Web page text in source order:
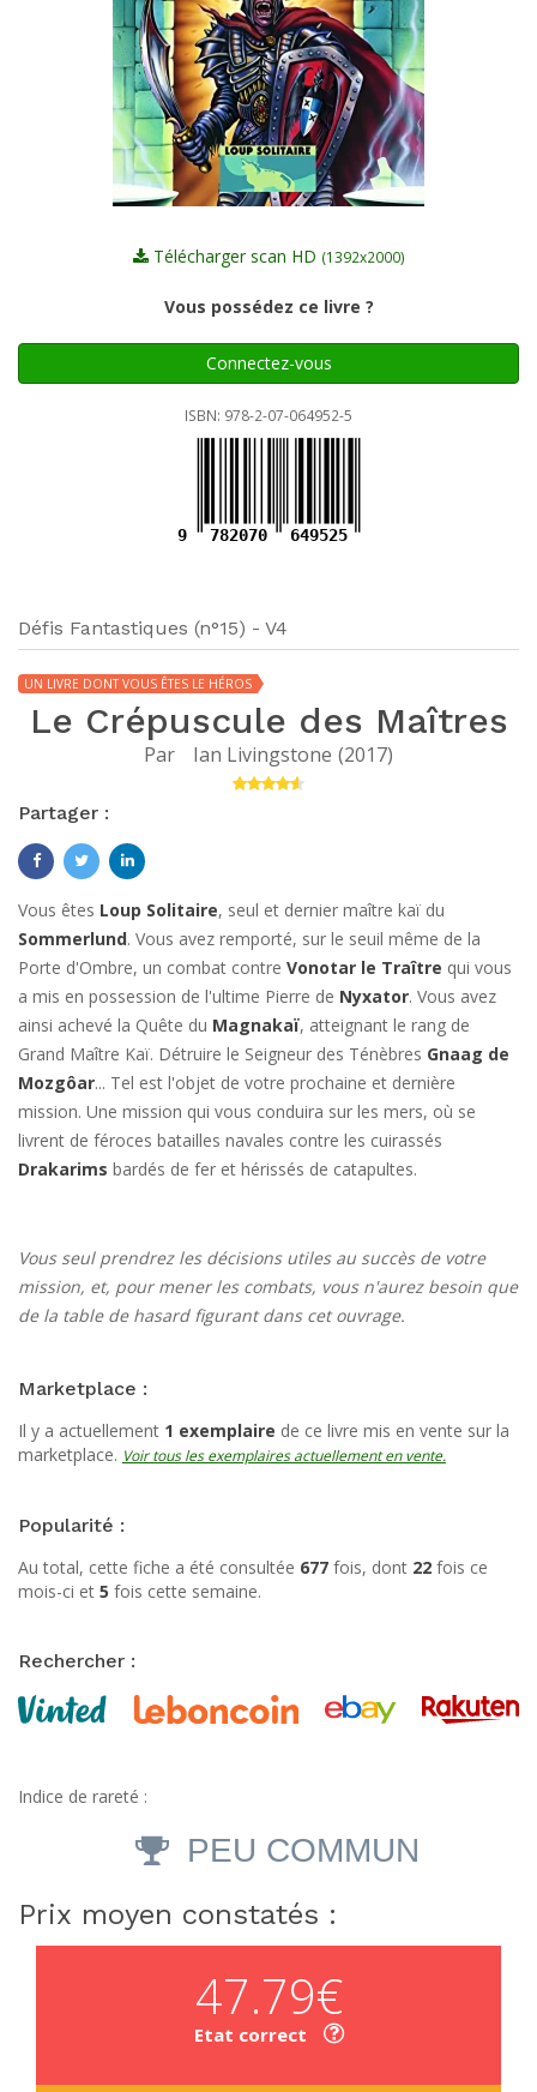
Télécharger scan HD (1392x2000)
Vous possédez ce livre ?
Connectez-vous
ISBN: 978-2-07-064952-5
9 782070 649525
Défis Fantastiques (n°15) - V4
UN LIVRE DONT VOUS ÊTES LE HÉROS
Le Crépuscule des Maîtres
Par Ian Livingstone (2017)
Partager :
Vous êtes Loup Solitaire, seul et dernier maître kaï du
Sommerlund. Vous avez remporté, sur le seuil même de la
Porte d'Ombre, un combat contre Vonotar le Traître qui vous
a mis en possession de l'ultime Pierre de Nyxator. Vous avez
ainsi achevé la Quête du Magnakaï, atteignant le rang de
Grand Maître Kaï. Détruire le Seigneur des Ténèbres Gnaag de
Mozgôar... Tel est l'objet de votre prochaine et dernière
mission. Une mission qui vous conduira sur les mers, où se
livrent de féroces batailles navales contre les cuirassés
Drakarims bardés de fer et hérissés de catapultes.
Vous seul prendrez les décisions utiles au succès de votre
mission, et, pour mener les combats, vous n'aurez besoin que
de la table de hasard figurant dans cet ouvrage.
Marketplace :
Il y a actuellement 1 exemplaire de ce livre mis en vente sur la
marketplace. Voir tous les exemplaires actuellement en vente.
Popularité :
Au total, cette fiche a été consultée 677 fois, dont 22 fois ce
mois-ci et 5 fois cette semaine.
Rechercher :
Indice de rareté :
PEU COMMUN
Prix moyen constatés :
47.79€
Etat correct